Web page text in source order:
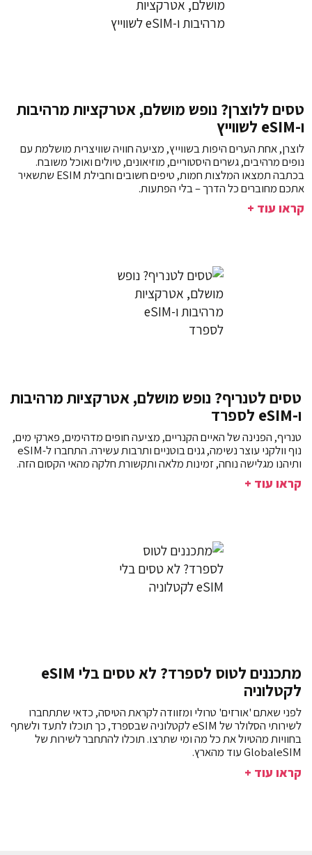
טסים ללוצרן? נופש מושלם, אטרקציות מרהיבות
ו-eSIM לשווייץ
לוצרן, אחת הערים היפות בשווייץ, מציעה חוויה שוויצרית מושלמת עם
נופים מרהיבים, גשרים היסטוריים, מוזיאונים, טיולים ואוכל משובח.
בכתבה תמצאו המלצות חמות, טיפים חשובים וחבילת ESIM שתשאיר
אתכם מחוברים כל הדרך – בלי הפתעות.
קראו עוד +
טסים לטנריף? נופש מושלם, אטרקציות מרהיבות
ו-eSIM לספרד
טנריף, הפנינה של האיים הקנריים, מציעה חופים מדהימים, פארקי מים,
נוף וולקני עוצר נשימה, גנים בוטניים ותרבות עשירה. התחברו ל-eSIM
ותיהנו מגלישה נוחה, זמינות מלאה ותקשורת חלקה מהאי הקסום הזה.
קראו עוד +
מתכננים לטוס לספרד? לא טסים בלי eSIM
לקטלוניה
לפני שאתם 'אורזים' טרולי ומזוודה לקראת הטיסה, כדאי שתתחברו
לשירותי הסלולר של eSIM לקטלוניה שבספרד, כך תוכלו לתעד ולשתף
בחוויות מהטיול את כל מה ומי שתרצו. תוכלו להתחבר לשירות של
GlobaleSIM עוד מהארץ.
קראו עוד +